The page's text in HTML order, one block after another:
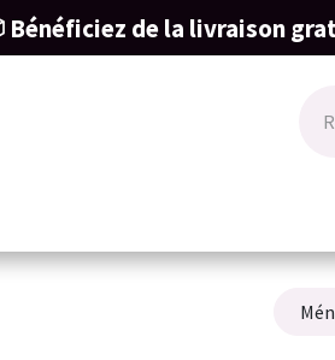
Bénéficiez de la livraison